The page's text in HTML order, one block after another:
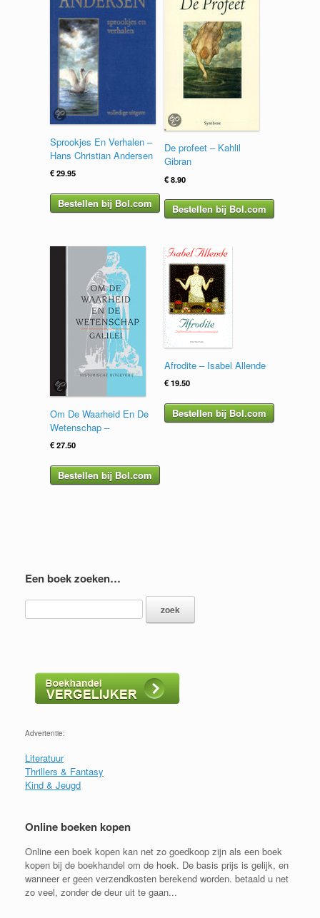
Sprookjes En Verhalen –
Hans Christian Andersen
€29.95
Bestellen bij Bol.com
De profeet – Kahlil
Gibran
€8.90
Bestellen bij Bol.com
Om De Waarheid En De
Wetenschap –
€27.50
Bestellen bij Bol.com
Afrodite – Isabel Allende
€19.50
Bestellen bij Bol.com
Een boek zoeken…
Advertentie:
Literatuur
Thrillers & Fantasy
Kind & Jeugd
Online boeken kopen
Online een boek kopen kan net zo goedkoop zijn als een boek
kopen bij de boekhandel om de hoek. De basis prijs is gelijk, en
wanneer er geen verzendkosten berekend worden. betaald u net
zo veel, zonder de deur uit te gaan...